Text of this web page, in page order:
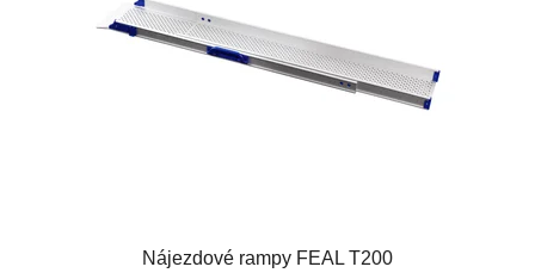
Nájezdové rampy FEAL T200